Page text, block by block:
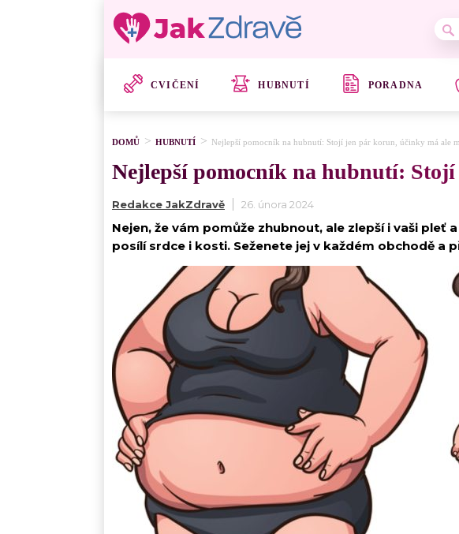
CVIČENÍ HUBNUTÍ PORADNA
DOMŮ HUBNUTÍ Nejlepší pomocník na hubnutí: Stojí jen pár korun, účinky má ale
Nejlepší pomocník na hubnutí:
Redakce JakZdravě 26. února 2024
Nejen, že vám pomůže zhubnout, ale zlepší i vaši pleť
posílí srdce i kosti. Seženete jej v každém obchodě a